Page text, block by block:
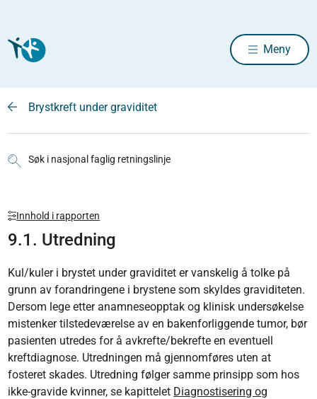
Meny
Brystkreft under graviditet
Søk i nasjonal faglig retningslinje
Innhold i rapporten
9.1. Utredning
Kul/kuler i brystet under graviditet er vanskelig å tolke på
grunn av forandringene i brystene som skyldes graviditeten.
Dersom lege etter anamneseopptak og klinisk undersøkelse
misten­ker tilstedeværelse av en bakenforliggende tumor, bør
pasienten utredes for å avkrefte/​bekrefte en eventuell
kreftdiagnose. Utredningen må gjennomføres uten at
fosteret skades. Utredning følger samme prinsipp som hos
ikke-gravide kvinner, se kapittelet Diagnostisering og